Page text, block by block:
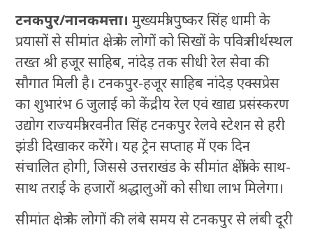
टनकपुर/नानकमत्ता। मुख्यमंत्री पुष्कर सिंह धामी के
प्रयासों से सीमांत क्षेत्र के लोगों को सिखों के पवित्र तीर्थस्थल
तख्त श्री हजूर साहिब, नांदेड़ तक सीधी रेल सेवा की
सौगात मिली है। टनकपुर-हजूर साहिब नांदेड़ एक्सप्रेस
का शुभारंभ 6 जुलाई को केंद्रीय रेल एवं खाद्य प्रसंस्करण
उद्योग राज्यमंत्री रवनीत सिंह टनकपुर रेलवे स्टेशन से हरी
झंडी दिखाकर करेंगे। यह ट्रेन सप्ताह में एक दिन
संचालित होगी, जिससे उत्तराखंड के सीमांत क्षेत्रों के साथ-
साथ तराई के हजारों श्रद्धालुओं को सीधा लाभ मिलेगा।
सीमांत क्षेत्र के लोगों की लंबे समय से टनकपुर से लंबी दूरी